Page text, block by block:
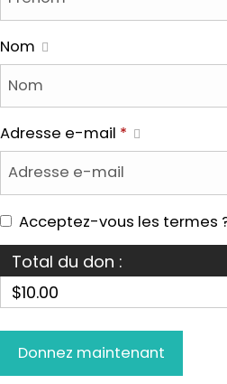
Nom
Adresse e-mail *
Acceptez-vous les termes
Total du don :
$10.00